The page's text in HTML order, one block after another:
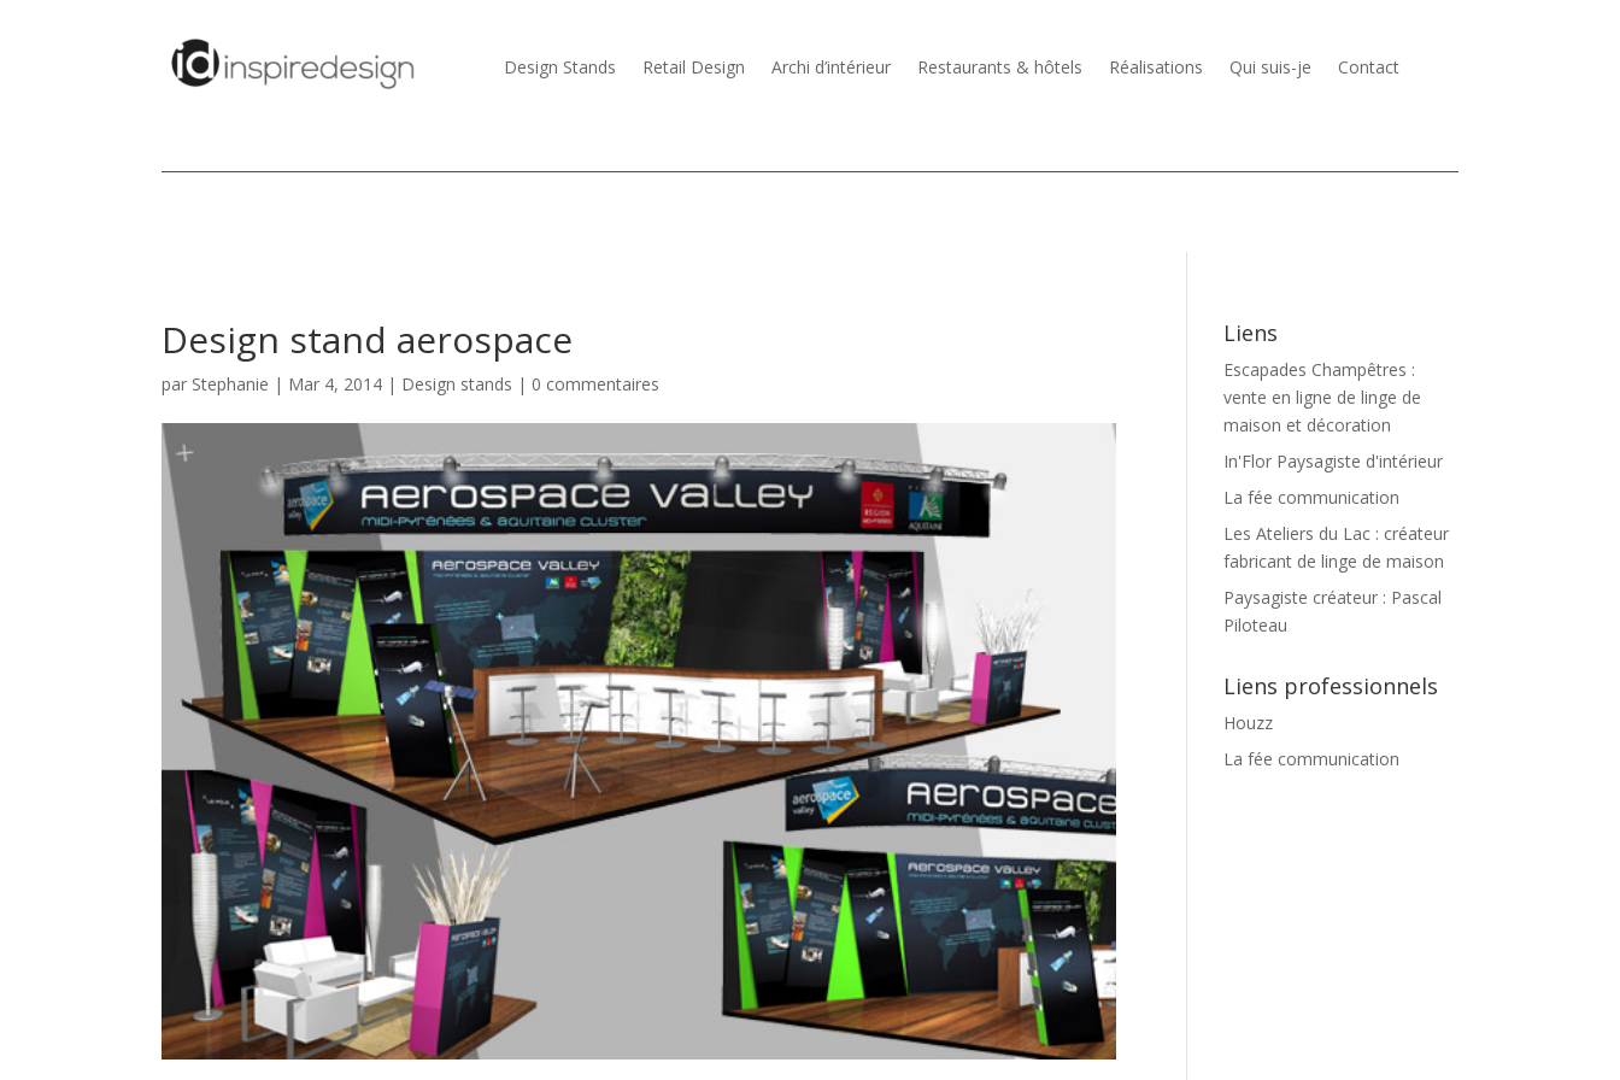
Design Stands Retail Design Archi d’intérieur Restaurants & hôtels Réalisations Qui suis-je Contact
Design stand aerospace
par Stephanie | Mar 4, 2014 | Design stands | 0 commentaires
Liens
Escapades Champêtres :
vente en ligne de linge de
maison et décoration
In'Flor Paysagiste d'intérieur
La fée communication
Les Ateliers du Lac : créateur
fabricant de linge de maison
Paysagiste créateur : Pascal
Piloteau
Liens professionnels
Houzz
La fée communication